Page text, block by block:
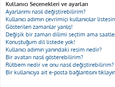
Kullanıcı Seçenekleri ve ayarları
Ayarlarımı nasıl değiştirebilirim?
Kullanıcı adımın çevrimiçi kullanıcılar
Gösterilen zamanlar yanlış!
Değişik bir zaman dilimi seçtim ama
Konuştuğum dil listede yok!
Kullanıcı adımın yanındaki resim nedir?
Bir avatarı nasıl gösterebilirim?
Rütbem nedir ve onu nasıl değiştirebilirim?
Bir kullanıcıya ait e-posta bağlantısını